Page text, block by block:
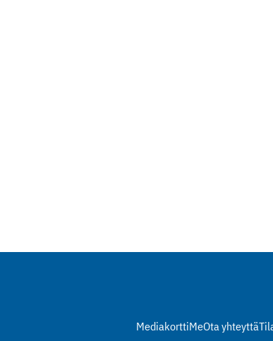
MediakorttiMeOta yhteyttä